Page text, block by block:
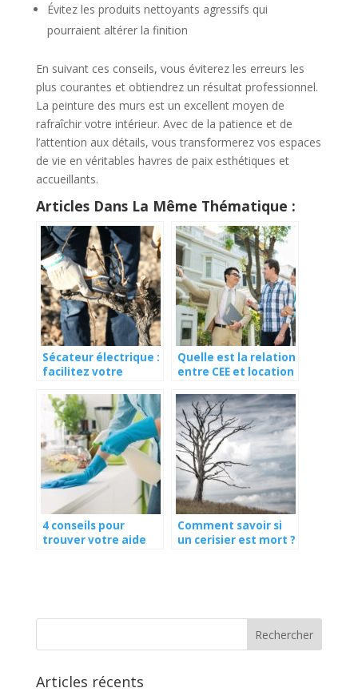
Évitez les produits nettoyants agressifs qui
pourraient altérer la finition
En suivant ces conseils, vous éviterez les erreurs les
plus courantes et obtiendrez un résultat professionnel.
La peinture des murs est un excellent moyen de
rafraîchir votre intérieur. Avec de la patience et de
l’attention aux détails, vous transformerez vos espaces
de vie en véritables havres de paix esthétiques et
accueillants.
Articles Dans La Même Thématique :
Sécateur électrique :
facilitez votre
Quelle est la relation
entre CEE et location
4 conseils pour
trouver votre aide
Comment savoir si
un cerisier est mort ?
Articles récents